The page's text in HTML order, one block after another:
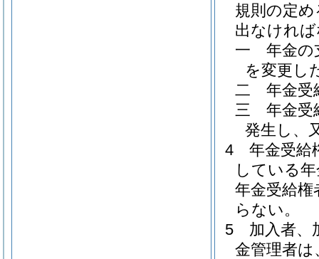
規則の定
出なけれ
一
年金の
を変更し
二
年金受
三
年金受
発生し、
4
年金受給
している
年金受給
らない。
5
加入者、
金管理者